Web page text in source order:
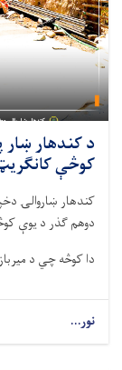
د کندهار ښار
کوڅې
کندهار ښاروالۍ
دوهم ګذر د يوې
دا کوڅه چي د
نور...